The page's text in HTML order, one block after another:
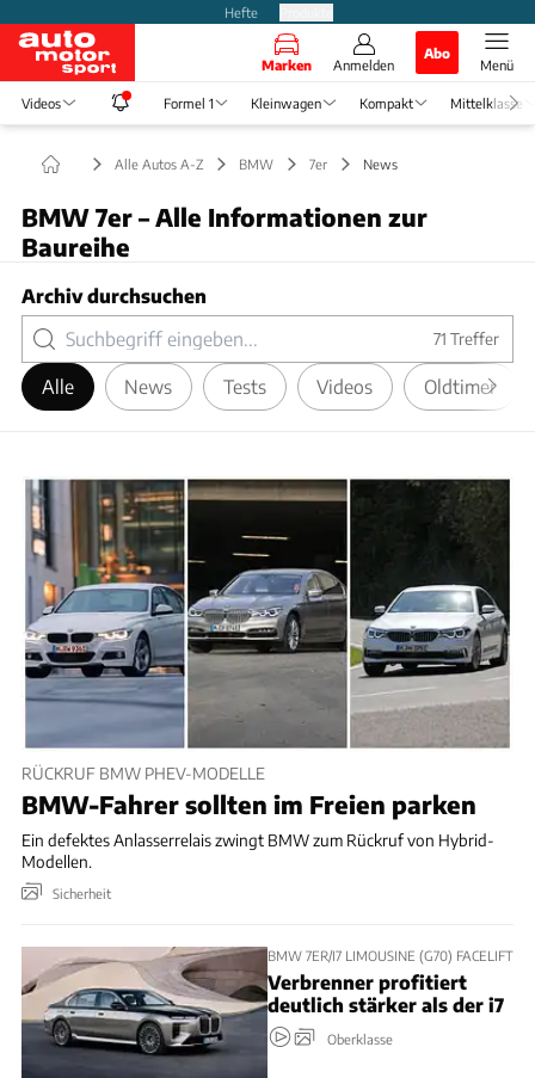
Hefte
Marken Anmelden
Abo
Menü
Videos Formel 1 Kleinwagen Kompakt Mittelklasse
Alle Autos A-Z BMW 7er News
BMW 7er – Alle Informationen zur
Baureihe
Archiv durchsuchen
71 Treffer
Alle News Tests Videos Oldtimer
RÜCKRUF BMW PHEV-MODELLE
BMW-Fahrer sollten im Freien parken
Ein defektes Anlasserrelais zwingt BMW zum Rückruf von Hybrid-
Modellen.
Sicherheit
BMW 7ER/I7 LIMOUSINE (G70) FACELIFT
Verbrenner profitiert
deutlich stärker als der i7
Oberklasse